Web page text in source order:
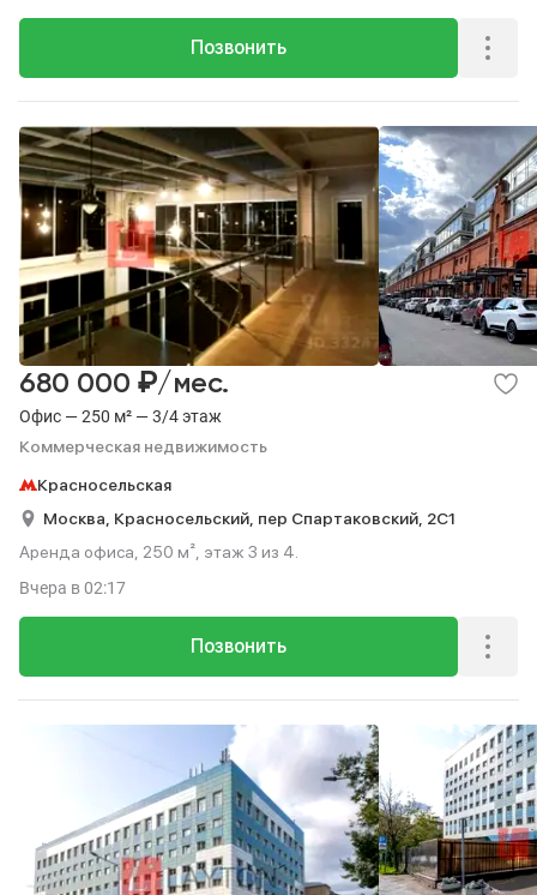
Позвонить
Офис — 250 м² — 3/4 этаж
Коммерческая недвижимость
680 000 ₽/мес.
Красносельская
Москва, Красносельский, пер Спартаковский, 2С1
Аренда офиса, 250 м², этаж 3 из 4.
Позвонить
Вчера в 02:17